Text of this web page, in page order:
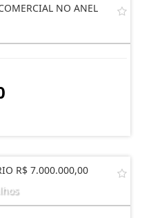
NO ANEL
R$ 7.000.000,00